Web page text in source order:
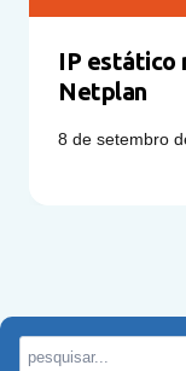
IP estático
Netplan
8 de setembro
Pesquisar